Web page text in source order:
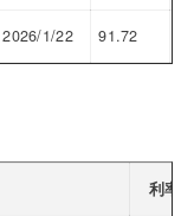
2026/1/22 91.72
利率